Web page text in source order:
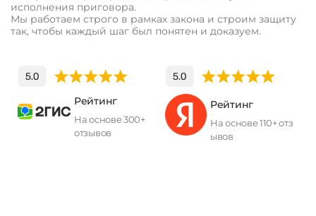
исполнения приговора.
Мы работаем строго в рамках закона и строим защиту
так, чтобы каждый шаг был понятен и доказуем.
Рейтинг
На основе 300+
отзывов
Рейтинг
На основе 110+ отз
ывов